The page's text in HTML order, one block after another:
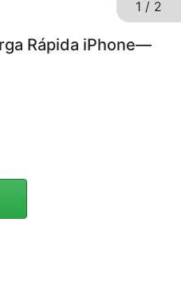
1 / 2
Rápida iPhone—